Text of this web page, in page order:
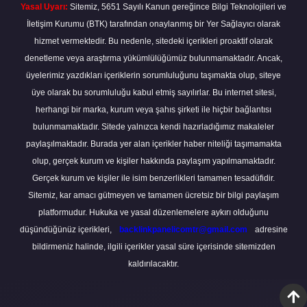
Yasal Uyarı: Sitemiz, 5651 Sayılı Kanun gereğince Bilgi Teknolojileri ve
İletişim Kurumu (BTK) tarafından onaylanmış bir Yer Sağlayıcı olarak
hizmet vermektedir. Bu nedenle, sitedeki içerikleri proaktif olarak
denetleme veya araştırma yükümlülüğümüz bulunmamaktadır. Ancak,
üyelerimiz yazdıkları içeriklerin sorumluluğunu taşımakta olup, siteye
üye olarak bu sorumluluğu kabul etmiş sayılırlar. Bu internet sitesi,
herhangi bir marka, kurum veya şahıs şirketi ile hiçbir bağlantısı
bulunmamaktadır. Sitede yalnızca kendi hazırladığımız makaleler
paylaşılmaktadır. Burada yer alan içerikler haber niteliği taşımamakta
olup, gerçek kurum ve kişiler hakkında paylaşım yapılmamaktadır.
Gerçek kurum ve kişiler ile isim benzerlikleri tamamen tesadüfidir.
Sitemiz, kar amacı gütmeyen ve tamamen ücretsiz bir bilgi paylaşım
platformudur. Hukuka ve yasal düzenlemelere aykırı olduğunu
düşündüğünüz içerikleri,
backlinkpanelicomtr@gmail.com
adresine
bildirmeniz halinde, ilgili içerikler yasal süre içerisinde sitemizden
kaldırılacaktır.
to